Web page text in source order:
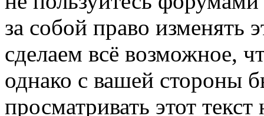
за собой право изменять
сделаем всё возможное,
однако с вашей стороны
просматривать этот